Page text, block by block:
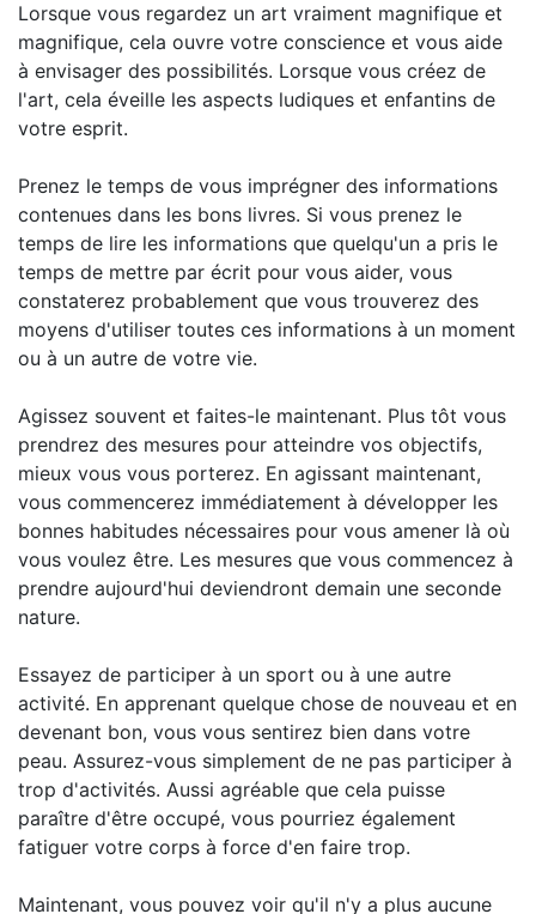
Lorsque vous regardez un art vraiment magnifique et
magnifique, cela ouvre votre conscience et vous aide
à envisager des possibilités. Lorsque vous créez de
l'art, cela éveille les aspects ludiques et enfantins de
votre esprit.
Prenez le temps de vous imprégner des informations
contenues dans les bons livres. Si vous prenez le
temps de lire les informations que quelqu'un a pris le
temps de mettre par écrit pour vous aider, vous
constaterez probablement que vous trouverez des
moyens d'utiliser toutes ces informations à un moment
ou à un autre de votre vie.
Agissez souvent et faites-le maintenant. Plus tôt vous
prendrez des mesures pour atteindre vos objectifs,
mieux vous vous porterez. En agissant maintenant,
vous commencerez immédiatement à développer les
bonnes habitudes nécessaires pour vous amener là où
vous voulez être. Les mesures que vous commencez à
prendre aujourd'hui deviendront demain une seconde
nature.
Essayez de participer à un sport ou à une autre
activité. En apprenant quelque chose de nouveau et en
devenant bon, vous vous sentirez bien dans votre
peau. Assurez-vous simplement de ne pas participer à
trop d'activités. Aussi agréable que cela puisse
paraître d'être occupé, vous pourriez également
fatiguer votre corps à force d'en faire trop.
Maintenant, vous pouvez voir qu'il n'y a plus aucune